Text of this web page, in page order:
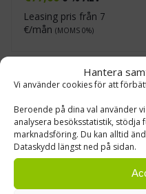
Hantera
Vi använder cookies för att
Beroende på dina val använder
analysera besöksstatistik,
marknadsföring. Du kan alltid
Dataskydd längst ned på sidan.
Leasing pris från 7
€/mån (MOMS 0%)